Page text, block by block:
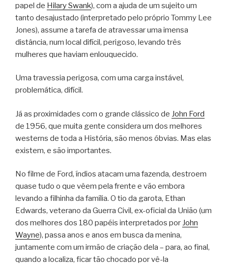
papel de Hilary Swank), com a ajuda de um sujeito um
tanto desajustado (interpretado pelo próprio Tommy Lee
Jones), assume a tarefa de atravessar uma imensa
distância, num local difícil, perigoso, levando três
mulheres que haviam enlouquecido.
Uma travessia perigosa, com uma carga instável,
problemática, difícil.
Já as proximidades com o grande clássico de John Ford
de 1956, que muita gente considera um dos melhores
westerns de toda a História, são menos óbvias. Mas elas
existem, e são importantes.
No filme de Ford, índios atacam uma fazenda, destroem
quase tudo o que vêem pela frente e vão embora
levando a filhinha da família. O tio da garota, Ethan
Edwards, veterano da Guerra Civil, ex-oficial da União (um
dos melhores dos 180 papéis interpretados por John
Wayne), passa anos e anos em busca da menina,
juntamente com um irmão de criação dela – para, ao final,
quando a localiza, ficar tão chocado por vê-la